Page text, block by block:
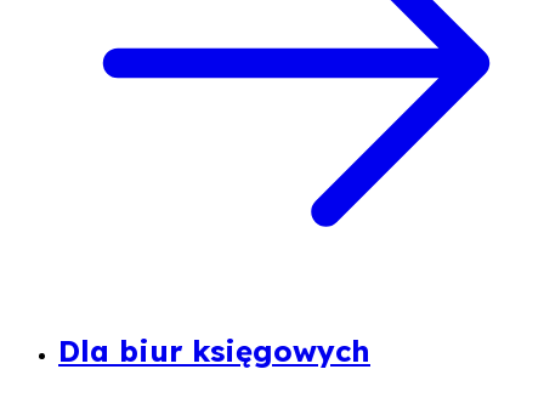
Dla biur księgowych